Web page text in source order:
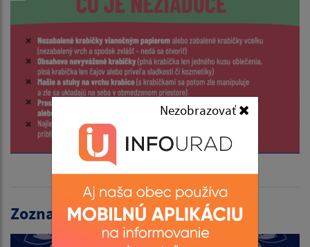
Nezobrazovať
Zoznam aktualít: